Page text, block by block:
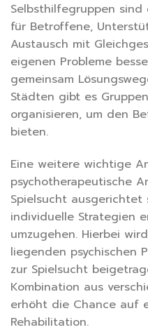
Selbsthilfegruppen
für Betroffene,
Austausch mit
eigenen Probleme
gemeinsam
Städten gibt es
organisieren, um den
bieten.
Eine weitere wichtige
psychotherapeutische
Spielsucht ausgerichtet
individuelle Strategien
umzugehen. Hierbei
liegenden psychischen
zur Spielsucht
Kombination aus
erhöht die Chance auf
Rehabilitation.